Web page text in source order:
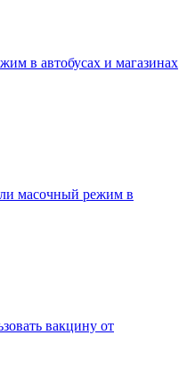
в автобусах и магазинах
масочный режим в
вакцину от